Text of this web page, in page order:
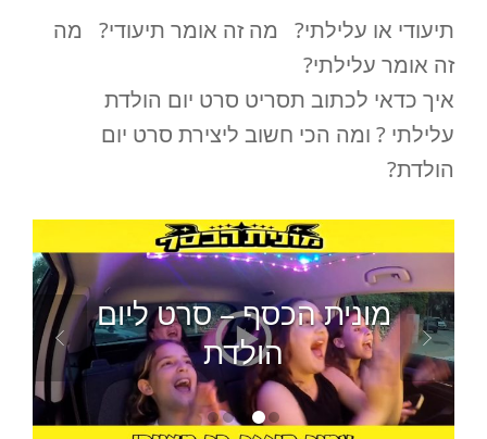
תיעודי או עלילתי? מה זה אומר תיעודי? מה
זה אומר עלילתי?
איך כדאי לכתוב תסריט סרט יום הולדת
עלילתי ? ומה הכי חשוב ליצירת סרט יום
הולדת?
מונית הכסף – סרט ליום
הולדת